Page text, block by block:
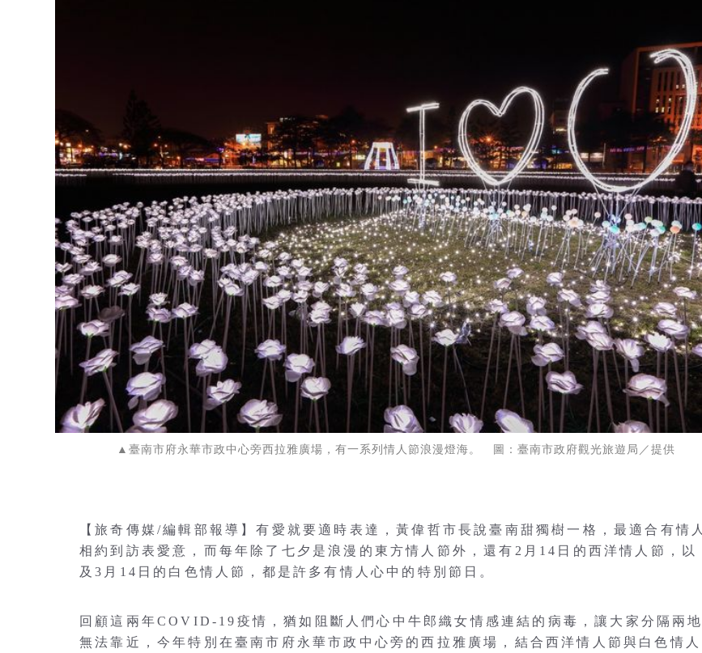
▲臺南市府永華市政中心旁西拉雅廣場，有一系列情人節浪漫燈海。 圖：臺南市政府觀光旅遊局／提供
【旅奇傳媒/編輯部報導】有愛就要適時表達，黃偉哲市長說臺南甜獨樹一格，最適合有情人
相約到訪表愛意，而每年除了七夕是浪漫的東方情人節外，還有2月14日的西洋情人節，以
及3月14日的白色情人節，都是許多有情人心中的特別節日。
回顧這兩年COVID-19疫情，猶如阻斷人們心中牛郎織女情感連結的病毒，讓大家分隔兩地
無法靠近，今年特別在臺南市府永華市政中心旁的西拉雅廣場，結合西洋情人節與白色情人